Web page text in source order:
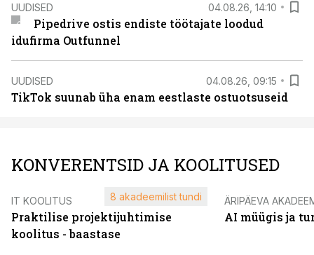
UUDISED 04.08.26, 14:10
Pipedrive ostis endiste töötajate loodud
idufirma Outfunnel
UUDISED 04.08.26, 09:15
TikTok suunab üha enam eestlaste ostuotsuseid
KONVERENTSID JA KOOLITUSED
IT KOOLITUS
Praktilise projektijuhtimise
koolitus - baastase
8 akadeemilist tundi ÄRIPÄEVA
AI müügis ja